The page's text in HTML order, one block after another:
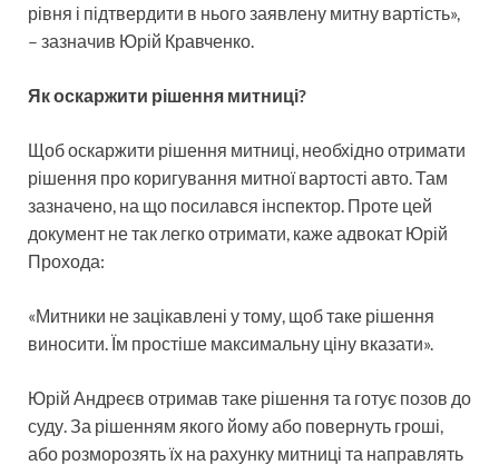
рівня і підтвердити в нього заявлену митну вартість»,
– зазначив Юрій Кравченко.
Як оскаржити рішення митниці?
Щоб оскаржити рішення митниці, необхідно отримати
рішення про коригування митної вартості авто. Там
зазначено, на що посилався інспектор. Проте цей
документ не так легко отримати, каже адвокат Юрій
Прохода:
«Митники не зацікавлені у тому, щоб таке рішення
виносити. Їм простіше максимальну ціну вказати».
Юрій Андреєв отримав таке рішення та готує позов до
суду. За рішенням якого йому або повернуть гроші,
або розморозять їх на рахунку митниці та направлять